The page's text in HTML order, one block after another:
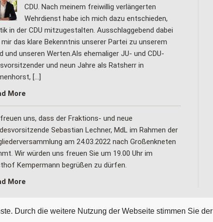
Durch die weitere Nutzung der Webseite stimmen Sie der
CDU. Nach meinem freiwillig verlängerten
Wehrdienst habe ich mich dazu entschieden,
in der CDU mitzugestalten. Ausschlaggebend dabei
das klare Bekenntnis unserer Partei zu unserem
und unseren Werten.Als ehemaliger JU- und CDU-
und neun Jahre als Ratsherr in
[…]
More
uns, dass der Fraktions- und neue
Sebastian Lechner, MdL im Rahmen der
am 24.03.2022 nach Großenkneten
Wir würden uns freuen Sie um 19.00 Uhr im
Kempermann begrüßen zu dürfen.
More